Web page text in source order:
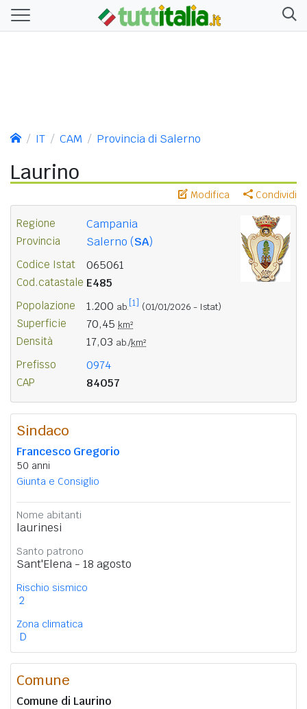
IT CAM Provincia di Salerno
Laurino
Modifica Condividi
Regione Campania
Provincia Salerno (SA)
Codice Istat 065061
Cod.catastale E485
Popolazione 1.200 ab. [1] (01/01/2026 - Istat)
Superficie 70,45 km²
Densità 17,03 ab./km²
Prefisso 0974
CAP 84057
Sindaco
Francesco Gregorio
50 anni
Giunta e Consiglio
Nome abitanti
laurinesi
Santo patrono
Sant'Elena - 18 agosto
Rischio sismico
2
Zona climatica
D
Comune
Comune di Laurino